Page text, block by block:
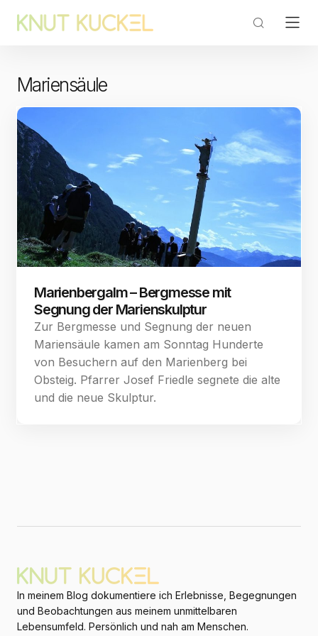
Mariensäule
Marienbergalm – Bergmesse mit
Segnung der Marienskulptur
Zur Bergmesse und Segnung der neuen
Mariensäule kamen am Sonntag Hunderte
von Besuchern auf den Marienberg bei
Obsteig. Pfarrer Josef Friedle segnete die alte
und die neue Skulptur.
In meinem Blog dokumentiere ich Erlebnisse, Begegnungen
und Beobachtungen aus meinem unmittelbaren
Lebensumfeld. Persönlich und nah am Menschen.